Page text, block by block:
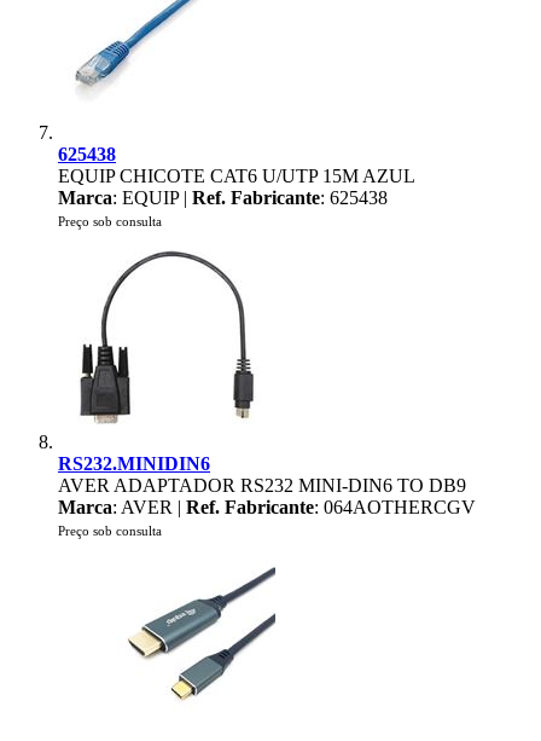
625438
EQUIP CHICOTE CAT6 U/UTP 15M AZUL
Marca: EQUIP | Ref. Fabricante: 625438
Preço sob consulta
RS232.MINIDIN6
AVER ADAPTADOR RS232 MINI-DIN6 TO DB9
Marca: AVER | Ref. Fabricante: 064AOTHERCGV
Preço sob consulta